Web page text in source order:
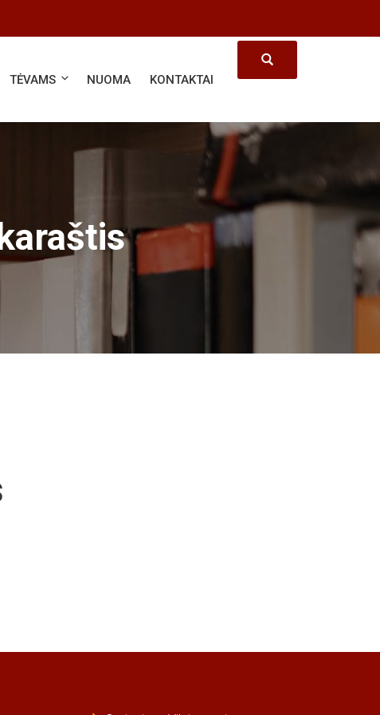
TĖVAMS NUOMA KONTAKTAI